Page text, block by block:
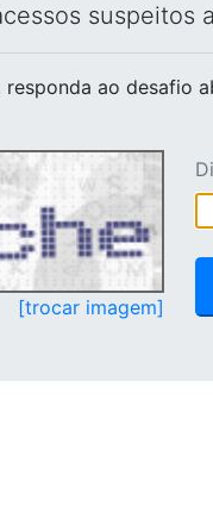
suspeitos
responda ao desafio
[trocar imagem]